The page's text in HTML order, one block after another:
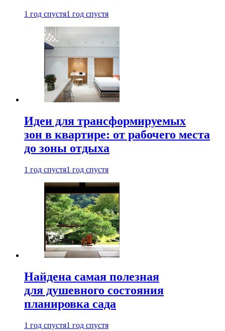
1 год спустя1 год спустя
Идеи для трансформируемых
зон в квартире: от рабочего места
до зоны отдыха
1 год спустя1 год спустя
Найдена самая полезная
для душевного состояния
планировка сада
1 год спустя1 год спустя